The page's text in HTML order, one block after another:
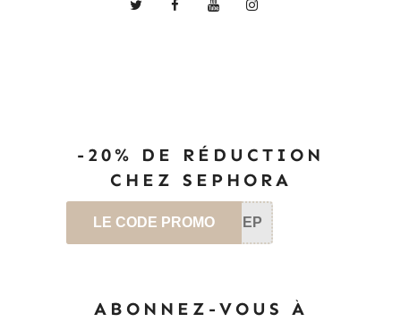
-20% DE RÉDUCTION
CHEZ SEPHORA
LE CODE PROMO SEP
ABONNEZ-VOUS À